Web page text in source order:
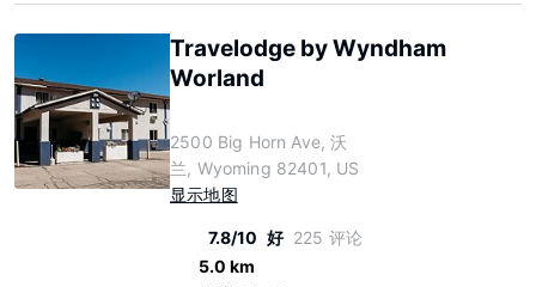
Travelodge by Wyndham
Worland
2500 Big Horn Ave, 沃
兰, Wyoming 82401, US
显示地图
7.8/10 好 225 评论
5.0 km